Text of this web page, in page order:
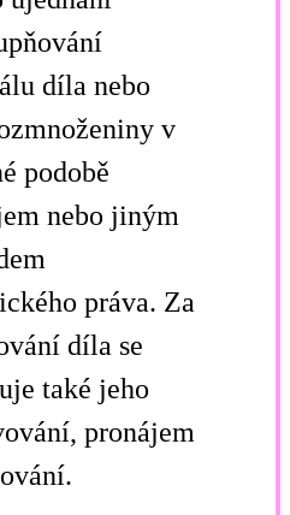
díla nebo
v
podobě
nebo jiným
práva. Za
díla se
také jeho
pronájem